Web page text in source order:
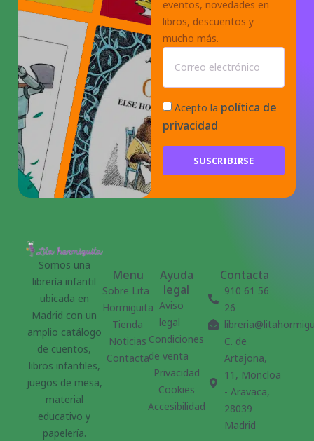
eventos, novedades en
libros, descuentos y
mucho más.
Acepto la política de
privacidad
SUSCRIBIRSE
Somos una
librería infantil
ubicada en
Madrid con un
amplio catálogo
de cuentos,
libros infantiles,
juegos de mesa,
material
educativo y
papelería.
Menu
Sobre Lita
Hormiguita
Tienda
Noticias
Contacta
Ayuda
legal
Aviso
legal
Condiciones
de venta
Privacidad
Cookies
Accesibilidad
Contacta
910 61 56
26
C. de
Artajona,
11, Moncloa
- Aravaca,
28039
Madrid